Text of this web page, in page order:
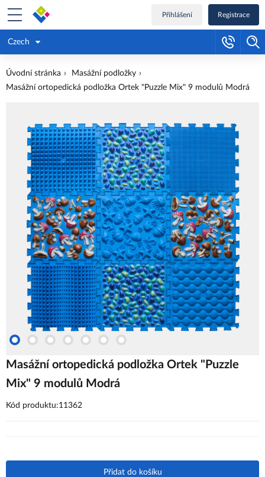
Přihlášení Registrace
Czech
Úvodní stránka
Masážní podložky
Masážní ortopedická podložka Ortek "Puzzle Mix" 9 modulů Modrá
Masážní ortopedická podložka Ortek "Puzzle
Mix" 9 modulů Modrá
Kód produktu:11362
Přidat do košíku